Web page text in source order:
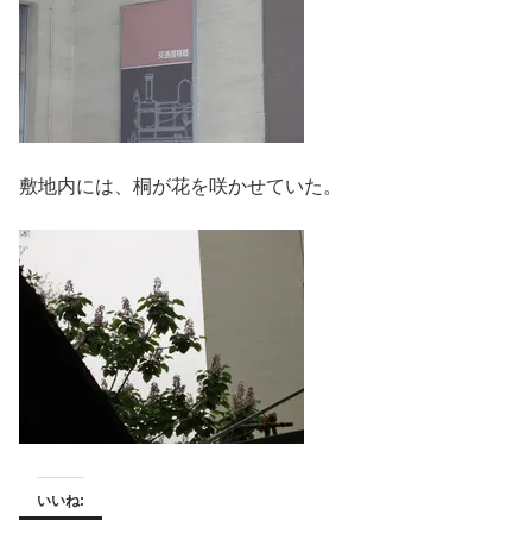
敷地内には、桐が花を咲かせていた。
いいね: